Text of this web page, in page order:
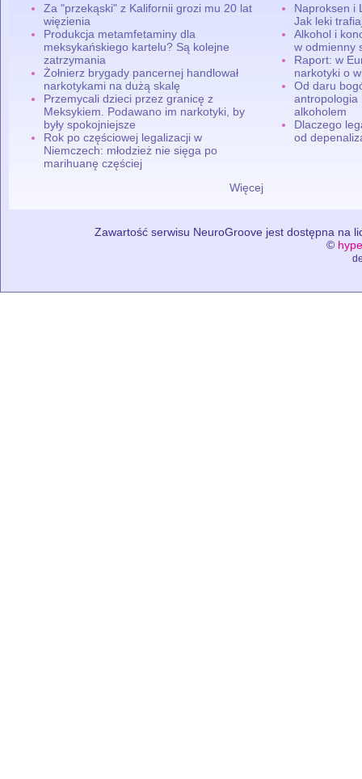
Za "przekąski" z Kalifornii grozi mu 20 lat
więzienia
Produkcja metamfetaminy dla
meksykańskiego kartelu? Są kolejne
zatrzymania
Żołnierz brygady pancernej handlował
narkotykami na dużą skalę
Przemycali dzieci przez granicę z
Meksykiem. Podawano im narkotyki, by
były spokojniejsze
Rok po częściowej legalizacji w
Niemczech: młodzież nie sięga po
marihuanę częściej
Więcej
Naproksen i
Jak leki
Alkohol i
w odmienny
Raport: w
narkotyki o
Od daru
antropologia
alkoholem
Dlaczego
od
Zawartość serwisu NeuroGroove jest dostępna na
©